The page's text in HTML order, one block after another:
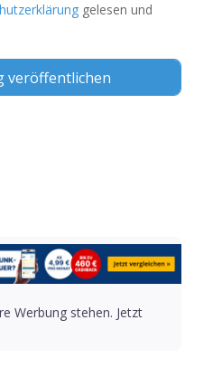
gelesen und
Werbung stehen. Jetzt